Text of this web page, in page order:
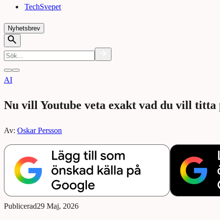
TechSvepet
Nyhetsbrev
AI
Nu vill Youtube veta exakt vad du vill titta
Av: Oskar Persson
Publicerad29 Maj, 2026